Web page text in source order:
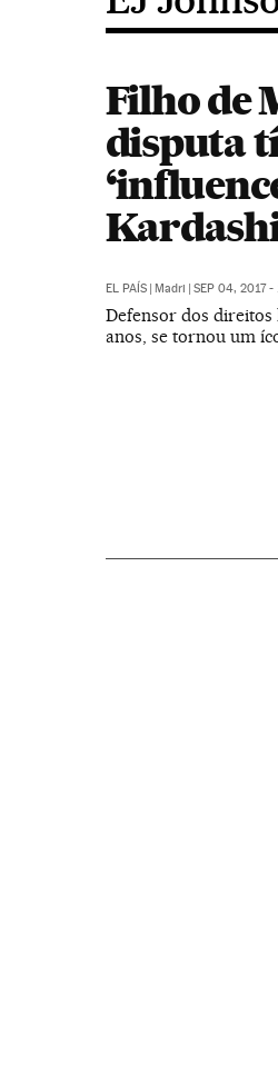
Filho de
disputa
EL PAÍS | Madri | SEP 04, 2017 -
Defensor dos direitos
anos, se tornou um